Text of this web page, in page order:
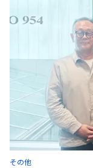
その他